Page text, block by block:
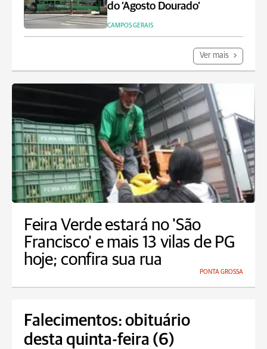
do ‘Agosto Dourado’
CAMPOS GERAIS
Ver mais
Feira Verde estará no 'São
Francisco' e mais 13 vilas de PG
hoje; confira sua rua
PONTA GROSSA
Falecimentos: obituário
desta quinta-feira (6)